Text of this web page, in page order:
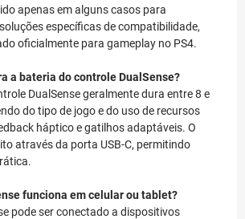
apenas em alguns casos para
específicas de compatibilidade,
oficialmente para gameplay no PS4.
a bateria do controle DualSense?
DualSense geralmente dura entre 8 e
do tipo de jogo e do uso de recursos
háptico e gatilhos adaptáveis. O
através da porta USB-C, permitindo
funciona em celular ou tablet?
pode ser conectado a dispositivos